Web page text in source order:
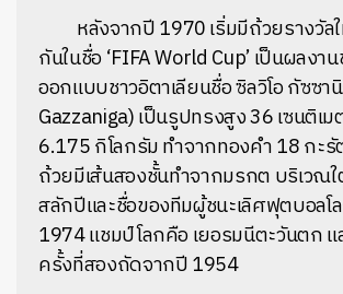
หลังจากปี 1970 เริ่มมีถ้วยรางวัล
กันในชื่อ ‘FIFA World Cup’ เป็นผลงา
ออกแบบชาวอิตาเลียนชื่อ ซิลวิโอ กัซซา
Gazzaniga) เป็นรูปทรงสูง 36 เซนติเ
6.175 กิโลกรัม ทำจากทองคำ 18 กะ
ถ้วยมีเส้นสองชั้นทำจากมรกต บริเวณ
สลักปีและชื่อของทีมผู้ชนะเลิศฟุตบอลโ
1974 แชมป์โลกคือ เยอรมนีตะวันตก แ
ครั้งที่สองถัดจากปี 1954